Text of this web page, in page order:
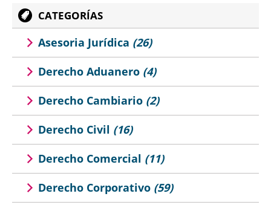
CATEGORÍAS
Asesoria Jurídica (26)
Derecho Aduanero (4)
Derecho Cambiario (2)
Derecho Civil (16)
Derecho Comercial (11)
Derecho Corporativo (59)